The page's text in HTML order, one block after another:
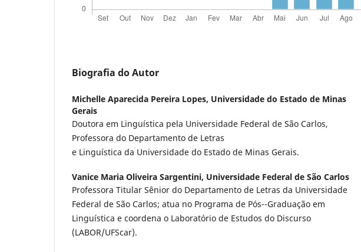
Biografia do Autor
Michelle Aparecida Pereira Lopes, Universidade do Estado de Minas
Gerais
Doutora em Linguística pela Universidade Federal de São Carlos,
Professora do Departamento de Letras
e Linguística da Universidade do Estado de Minas Gerais.
Vanice Maria Oliveira Sargentini, Universidade Federal de São Carlos
Professora Titular Sênior do Departamento de Letras da Universidade
Federal de São Carlos; atua no Programa de Pós--Graduação em
Linguística e coordena o Laboratório de Estudos do Discurso
(LABOR/UFScar).